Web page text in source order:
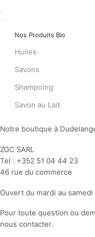
Nos Produits Bio
Huiles
Savons
Shampoing
Savon au Lait
Notre boutique à
ZGC SARL
Tel : +352 51 04 44 23
46 rue du commerce
Ouvert du mardi au
Pour toute question ou
nous contacter.